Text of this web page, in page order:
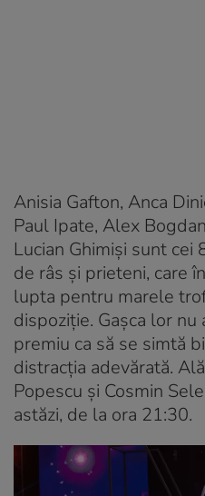
Anisia Gafton, Anca
Paul Ipate, Alex
Lucian Ghimiși sunt cei
de râs și prieteni, care
lupta pentru marele
dispoziție. Gașca lor nu
premiu ca să se simtă
distracția adevărată.
Popescu și Cosmin
astăzi, de la ora 21:30.